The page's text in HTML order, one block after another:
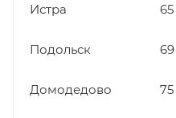
Истра 65
Подольск 69
Домодедово 75